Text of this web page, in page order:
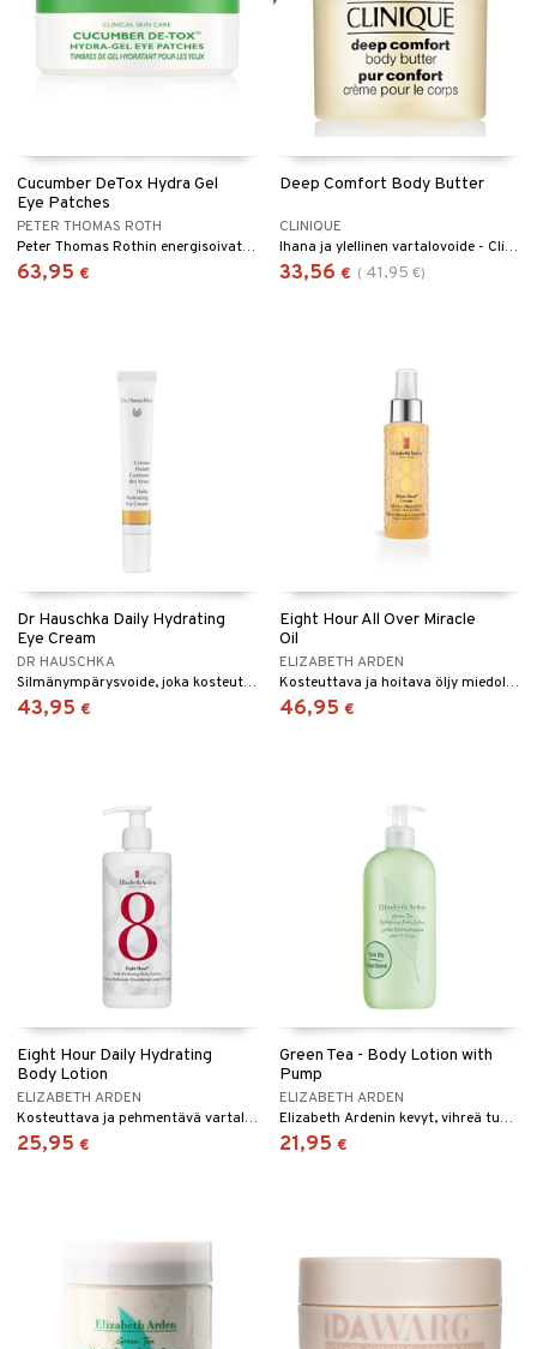
Cucumber DeTox Hydra Gel
Eye Patches
PETER THOMAS ROTH
Peter Thomas Rothin energisoivat geelilaput silmänympärysalueelle
63,95 €
Deep Comfort Body Butter
CLINIQUE
Ihana ja ylellinen vartalovoide - Clinique
33,56 € ( 41,95 €)
Dr Hauschka Daily Hydrating
Eye Cream
DR HAUSCHKA
Silmänympärysvoide, joka kosteuttaa ja silottaa silmänympärysihoa. Kosteuttaa, silottaa ja suojaa.
43,95 €
Eight Hour All Over Miracle
Oil
ELIZABETH ARDEN
Kosteuttava ja hoitava öljy miedolla sitrushedelmien tuoksulla vartalolle, kasvoille ja hiuksille - Elizabeth Arden
46,95 €
Eight Hour Daily Hydrating
Body Lotion
ELIZABETH ARDEN
Kosteuttava ja pehmentävä vartalovoide Elizabeth Ardenilta
25,95 €
Green Tea - Body Lotion with
Pump
ELIZABETH ARDEN
Elizabeth Ardenin kevyt, vihreä tuoksu
21,95 €